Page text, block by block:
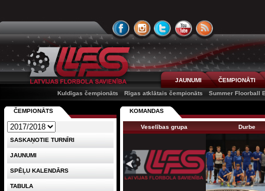
JAUNUMI
ČEMPIONĀTI
Kuldīgas čempionāts
Rīgas atklātais čempionāts Summer Floorball
KOMANDAS
Veselības grupa Durbe
ČEMPIONĀTS
SASKAŅOTIE TURNĪRI
JAUNUMI
SPĒĻU KALENDĀRS
TABULA